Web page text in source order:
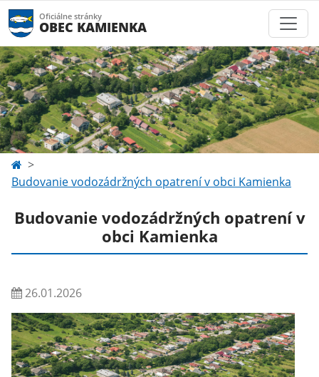
Oficiálne stránky
OBEC KAMIENKA
Budovanie vodozádržných opatrení v obci Kamienka
Budovanie vodozádržných opatrení v
obci Kamienka
26.01.2026